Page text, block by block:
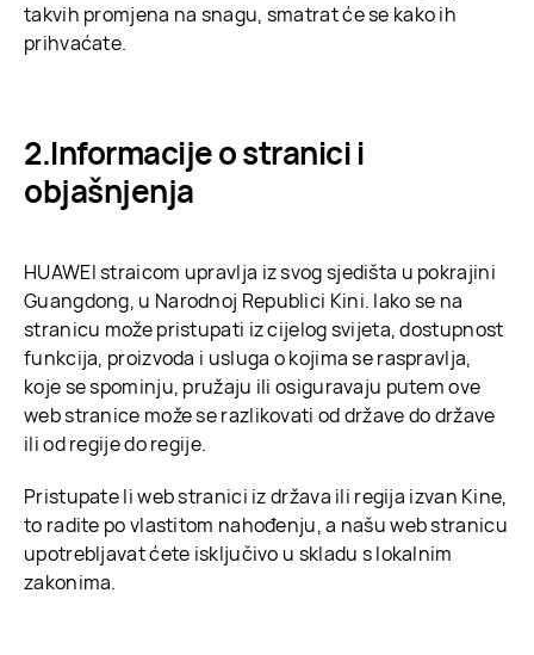
takvih promjena na snagu, smatrat će se kako ih
prihvaćate.
Informacije o stranici i
objašnjenja
HUAWEI straicom upravlja iz svog sjedišta u pokrajini
Guangdong, u Narodnoj Republici Kini. Iako se na
stranicu može pristupati iz cijelog svijeta, dostupnost
funkcija, proizvoda i usluga o kojima se raspravlja,
koje se spominju, pružaju ili osiguravaju putem ove
web stranice može se razlikovati od države do države
ili od regije do regije.
Pristupate li web stranici iz država ili regija izvan Kine,
to radite po vlastitom nahođenju, a našu web stranicu
upotrebljavat ćete isključivo u skladu s lokalnim
zakonima.